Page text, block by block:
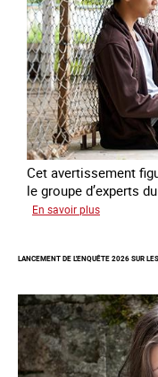
domestique
en
France
Cet avertissement
le groupe d’experts
En savoir plus
cas
traite
à
des
fins
de
LANCEMENT DE L'ENQUÊTE 2026 SUR